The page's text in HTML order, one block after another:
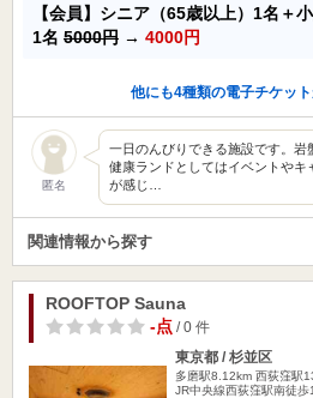
【会員】シニア（65歳以上）1名＋
1名 5000円 → 4000円
他にも4種類の電子チケッ
匿名
一日のんびりできる施設です。岩
健康ランドとしてはイベントやキ
が感じ…
関連情報から探す
ROOFTOP Sauna
-点/ 0 件
東京都 / 杉並区
多磨駅8.12km 西荻窪駅
JR中央線西荻窪駅南徒歩